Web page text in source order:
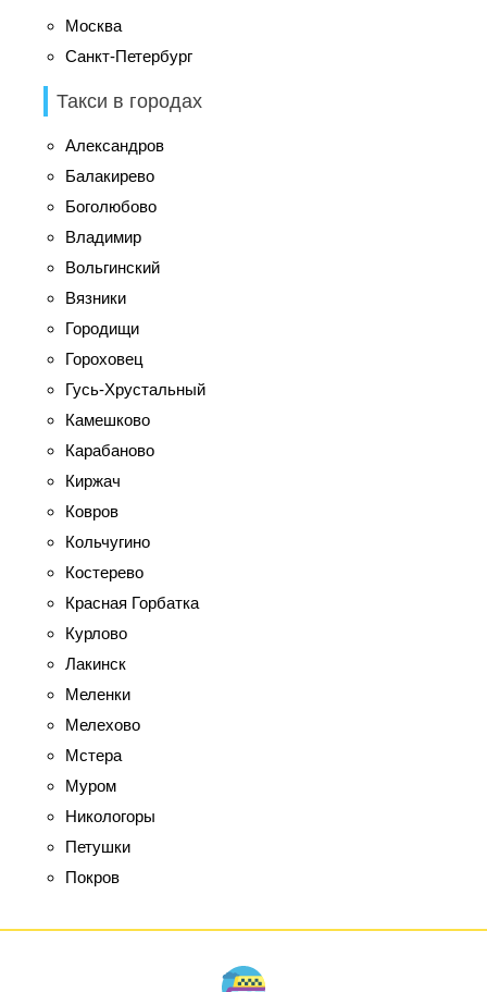
Москва
Санкт-Петербург
Такси в городах
Александров
Балакирево
Боголюбово
Владимир
Вольгинский
Вязники
Городищи
Гороховец
Гусь-Хрустальный
Камешково
Карабаново
Киржач
Ковров
Кольчугино
Костерево
Красная Горбатка
Курлово
Лакинск
Меленки
Мелехово
Мстера
Муром
Никологоры
Петушки
Покров